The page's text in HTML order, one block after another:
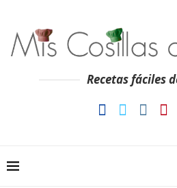
Recetas fáciles